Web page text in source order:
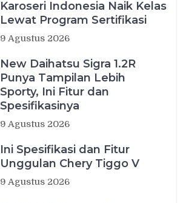
Karoseri Indonesia Naik Kelas
Lewat Program Sertifikasi
9 Agustus 2026
New Daihatsu Sigra 1.2R
Punya Tampilan Lebih
Sporty, Ini Fitur dan
Spesifikasinya
9 Agustus 2026
Ini Spesifikasi dan Fitur
Unggulan Chery Tiggo V
9 Agustus 2026